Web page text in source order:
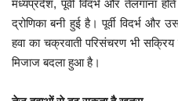
मध्यप्रदेश, पूर्वी विदर्भ और तेलंगाना
द्रोणिका बनी हुई है। पूर्वी विदर्भ
हवा का चक्रवाती परिसंचरण भी
मिजाज बदला हुआ है।